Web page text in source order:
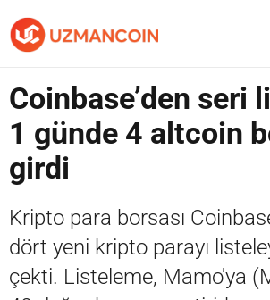
Yazarlardan
Piyasa
Contact / İletişim
Coinbase’den seri
1 günde 4 altcoin
girdi
Kripto para borsası
dört yeni kripto parayı
çekti. Listeleme, Mamo'ya